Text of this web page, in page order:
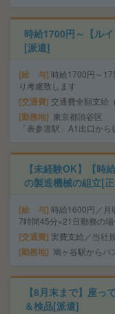
時給1700円～【ル
[派遣]
給 与 時給1700円～
り考慮致します
交通費 交通費全額支給
勤務地
東京都渋谷区
「表参道駅」A1出口から
【未経験OK】【時
の製造機械の組立[
給 与 時給1600円／
7時間45分×21日勤務の
交通費 実費支給／当社
勤務地 鳩ヶ谷駅からバ
【8月末まで】座っ
＆検品[派遣]